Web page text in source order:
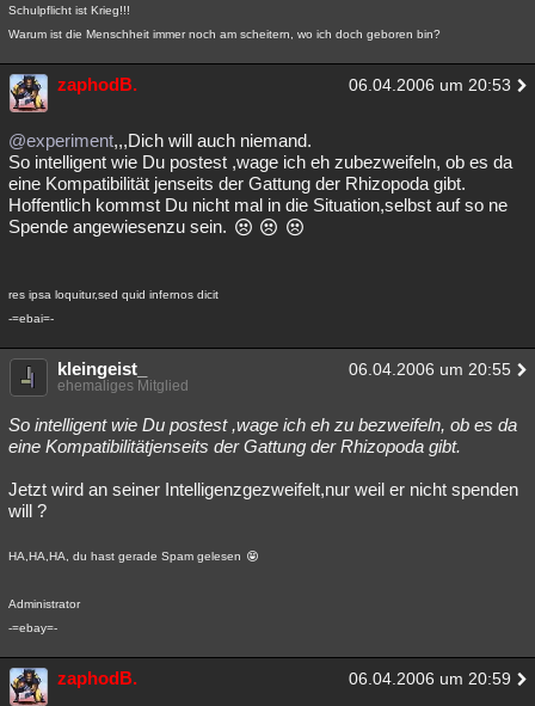
Schulpflicht ist Krieg!!!
Warum ist die Menschheit immer noch am scheitern, wo ich doch geboren bin?
zaphodB. 06.04.2006 um 20:53
@experiment,,,Dich will auch niemand.
So intelligent wie Du postest ,wage ich eh zubezweifeln, ob es da
eine Kompatibilität jenseits der Gattung der Rhizopoda gibt.
Hoffentlich kommst Du nicht mal in die Situation,selbst auf so ne
Spende angewiesenzu sein.
res ipsa loquitur,sed quid infernos dicit
-=ebai=-
kleingeist_ 06.04.2006 um 20:55
ehemaliges Mitglied
So intelligent wie Du postest ,wage ich eh zu bezweifeln, ob es da
eine Kompatibilitätjenseits der Gattung der Rhizopoda gibt.
Jetzt wird an seiner Intelligenzgezweifelt,nur weil er nicht spenden
will ?
HA,HA,HA, du hast gerade Spam gelesen
Administrator
-=ebay=-
zaphodB. 06.04.2006 um 20:59